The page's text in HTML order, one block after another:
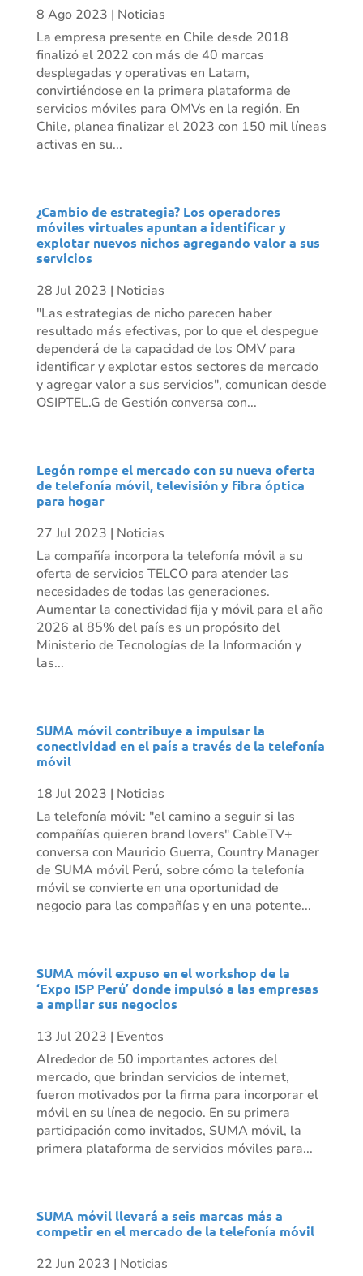
8 Ago 2023 | Noticias
La empresa presente en Chile desde 2018
finalizó el 2022 con más de 40 marcas
desplegadas y operativas en Latam,
convirtiéndose en la primera plataforma de
servicios móviles para OMVs en la región. En
Chile, planea finalizar el 2023 con 150 mil líneas
activas en su...
¿Cambio de estrategia? Los operadores
móviles virtuales apuntan a identificar y
explotar nuevos nichos agregando valor a sus
servicios
28 Jul 2023 | Noticias
"Las estrategias de nicho parecen haber
resultado más efectivas, por lo que el despegue
dependerá de la capacidad de los OMV para
identificar y explotar estos sectores de mercado
y agregar valor a sus servicios", comunican desde
OSIPTEL.G de Gestión conversa con...
Legón rompe el mercado con su nueva oferta
de telefonía móvil, televisión y fibra óptica
para hogar
27 Jul 2023 | Noticias
La compañía incorpora la telefonía móvil a su
oferta de servicios TELCO para atender las
necesidades de todas las generaciones.
Aumentar la conectividad fija y móvil para el año
2026 al 85% del país es un propósito del
Ministerio de Tecnologías de la Información y
las...
SUMA móvil contribuye a impulsar la
conectividad en el país a través de la telefonía
móvil
18 Jul 2023 | Noticias
La telefonía móvil: "el camino a seguir si las
compañías quieren brand lovers" CableTV+
conversa con Mauricio Guerra, Country Manager
de SUMA móvil Perú, sobre cómo la telefonía
móvil se convierte en una oportunidad de
negocio para las compañías y en una potente...
SUMA móvil expuso en el workshop de la
‘Expo ISP Perú’ donde impulsó a las empresas
a ampliar sus negocios
13 Jul 2023 | Eventos
Alrededor de 50 importantes actores del
mercado, que brindan servicios de internet,
fueron motivados por la firma para incorporar el
móvil en su línea de negocio. En su primera
participación como invitados, SUMA móvil, la
primera plataforma de servicios móviles para...
SUMA móvil llevará a seis marcas más a
competir en el mercado de la telefonía móvil
22 Jun 2023 | Noticias